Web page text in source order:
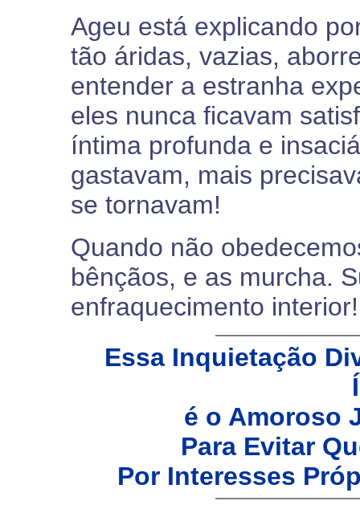
Ageu está explicando
tão áridas, vazias,
entender a estranha
eles nunca ficavam
íntima profunda e
gastavam, mais
se tornavam!
Quando não
bênçãos, e as murcha.
enfraquecimento interior!
Essa Inquietação
é o Amoroso
Para Evitar
Por Interesses